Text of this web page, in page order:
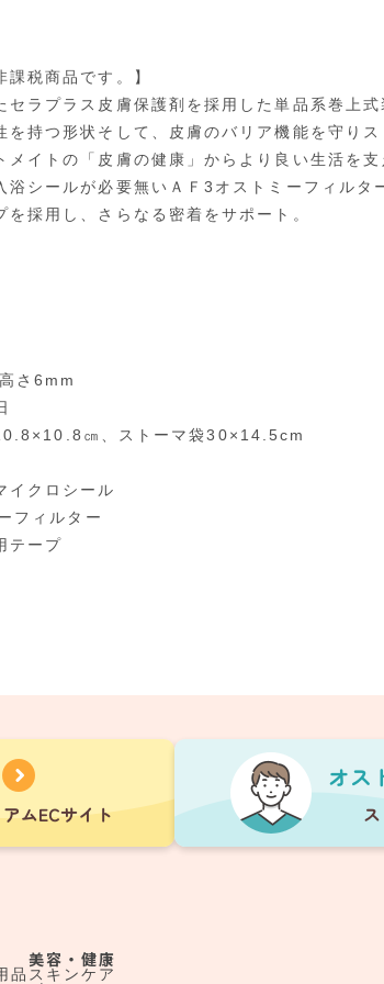
課税商品です。】
セラプラス皮膚保護剤を採用した単品系巻上式
を持つ形状そして、皮膚のバリア機能を守り
メイトの「皮膚の健康」からより良い生活を支
シールが必要無いＡＦ3オストミーフィルタ
採用し、さらなる密着をサポート。
さ6mm
㎝、ストーマ袋30×14.5cm
クロシール
フィルター
テープ
品
美容・健康
スキンケア